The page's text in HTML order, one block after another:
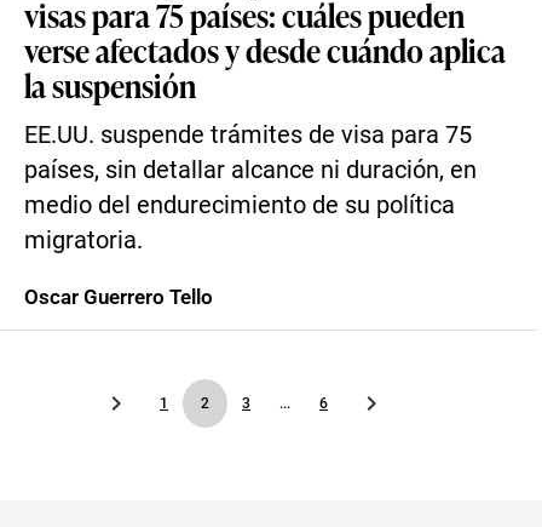
visas para 75 países: cuáles pueden
verse afectados y desde cuándo aplica
la suspensión
EE.UU. suspende trámites de visa para 75
países, sin detallar alcance ni duración, en
medio del endurecimiento de su política
migratoria.
Oscar Guerrero Tello
1 2 3 ... 6